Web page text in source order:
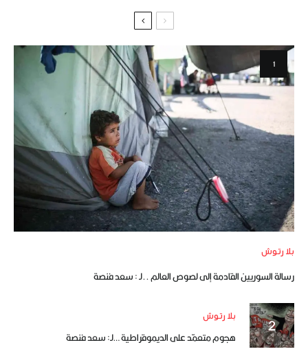
بلا رتوش
رسالة السوريين القادمة إلى لصوص العالم ..لـ : سعد فنصة
بلا رتوش
هجوم متعمّد على الديموقراطية …لـ: سعد فنصة